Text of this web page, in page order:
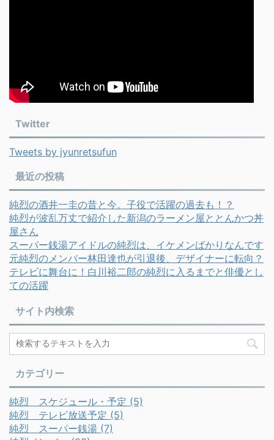
Twitter
Tweets by jyunretsufun
最近の投稿
純烈の酒井一圭の昔と今。子役で活躍の過去も！？
純烈が波乱万丈で紹介した新潟のラーメン屋ととんかつ丼
屋さん
スーパー銭湯アイドルの純烈は、イケメンばかりなんです
元純烈のメンバー林田達也が引退後、デザイナーに転向？
テレビに舞台に！白川裕二郎の純烈に入るまでと俳優とし
ての活躍
サイト内検索
カテゴリー
純烈 スケジュール・予定 (5)
純烈 テレビ放送予定 (5)
純烈 スーパー銭湯 (7)